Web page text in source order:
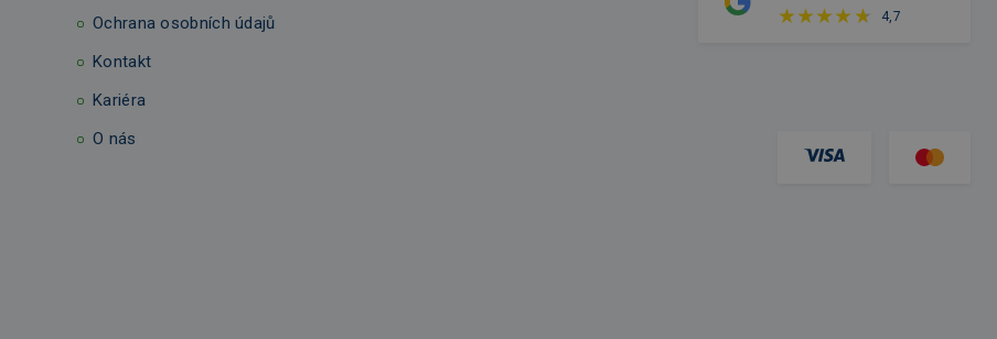
Ochrana osobních údajů
Kontakt
Kariéra
O nás
4,7